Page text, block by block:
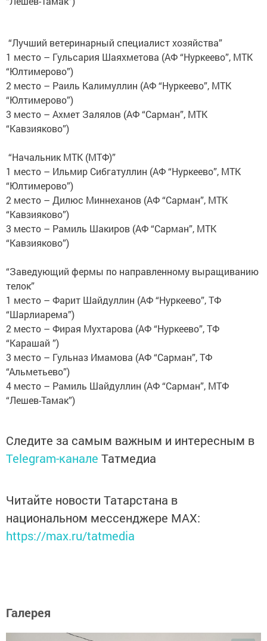
“Лучший ветеринарный специалист хозяйства”
1 место – Гульсария Шаяхметова (АФ “Нуркеево”, МТК
“Юлтимерово”)
2 место – Раиль Калимуллин (АФ “Нуркеево”, МТК
“Юлтимерово”)
3 место – Ахмет Залялов (АФ “Сарман”, МТК
“Кавзияково”)
“Начальник МТК (МТФ)”
1 место – Ильмир Сибгатуллин (АФ “Нуркеево”, МТК
“Юлтимерово”)
2 место – Дилюс Миннеханов (АФ “Сарман”, МТК
“Кавзияково”)
3 место – Рамиль Шакиров (АФ “Сарман”, МТК
“Кавзияково”)
“Заведующий фермы по направленному выращиванию
телок”
1 место – Фарит Шайдуллин (АФ “Нуркеево”, ТФ
“Шарлиарема”)
2 место – Фирая Мухтарова (АФ “Нуркеево”, ТФ
“Карашай ”)
3 место – Гульназ Имамова (АФ “Сарман”, ТФ
“Альметьево”)
4 место – Рамиль Шайдуллин (АФ “Сарман”, МТФ
“Лешев-Тамак”)
Следите за самым важным и интересным в
Telegram-канале Татмедиа
Читайте новости Татарстана в
национальном мессенджере MАХ:
https://max.ru/tatmedia
Галерея